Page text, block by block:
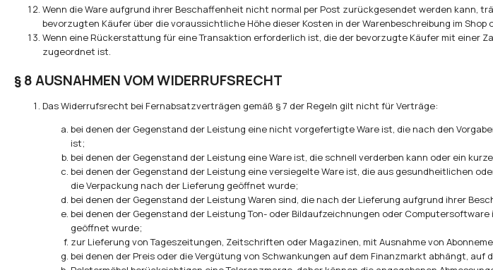
Wenn die Ware aufgrund ihrer Beschaffenheit nicht normal per Post zurückgesendet werden kann,
bevorzugten Käufer über die voraussichtliche Höhe dieser Kosten in der Warenbeschreibung im Shop
Wenn eine Rückerstattung für eine Transaktion erforderlich ist, die der bevorzugte Käufer mit
zugeordnet ist.
§ 8 AUSNAHMEN VOM WIDERRUFSRECHT
Das Widerrufsrecht bei Fernabsatzverträgen gemäß § 7 der Regeln gilt nicht für Verträge:
bei denen der Gegenstand der Leistung eine nicht vorgefertigte Ware ist, die nach den
ist;
bei denen der Gegenstand der Leistung eine Ware ist, die schnell verderben kann oder ein
bei denen der Gegenstand der Leistung eine versiegelte Ware ist, die aus gesundheitlichen
die Verpackung nach der Lieferung geöffnet wurde;
bei denen der Gegenstand der Leistung Waren sind, die nach der Lieferung aufgrund ihrer
bei denen der Gegenstand der Leistung Ton- oder Bildaufzeichnungen oder
geöffnet wurde;
zur Lieferung von Tageszeitungen, Zeitschriften oder Magazinen, mit Ausnahme von
bei denen der Preis oder die Vergütung von Schwankungen auf dem Finanzmarkt abhängt,